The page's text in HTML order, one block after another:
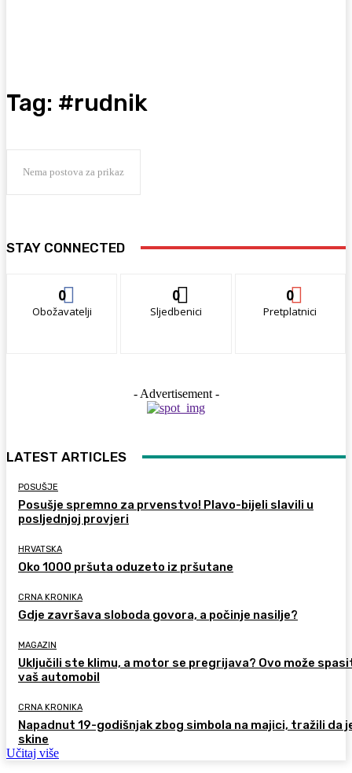
Tag: #rudnik
Nema postova za prikaz
STAY CONNECTED
0
Obožavatelji
0
Sljedbenici
0
Pretplatnici
- Advertisement -
LATEST ARTICLES
POSUŠJE
Posušje spremno za prvenstvo! Plavo-bijeli slavili u
posljednjoj provjeri
HRVATSKA
Oko 1000 pršuta oduzeto iz pršutane
CRNA KRONIKA
Gdje završava sloboda govora, a počinje nasilje?
MAGAZIN
Uključili ste klimu, a motor se pregrijava? Ovo može
vaš automobil
CRNA KRONIKA
Napadnut 19-godišnjak zbog simbola na majici, tražili da
skine
Učitaj više